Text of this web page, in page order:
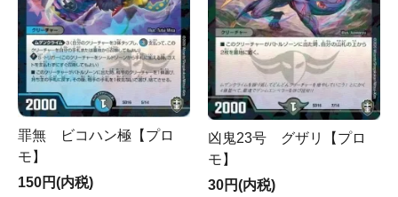
罪無 ビコハン極【プロ
モ】
150円(内税)
凶鬼23号 グザリ【プロ
モ】
30円(内税)